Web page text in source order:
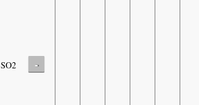
SO2 -